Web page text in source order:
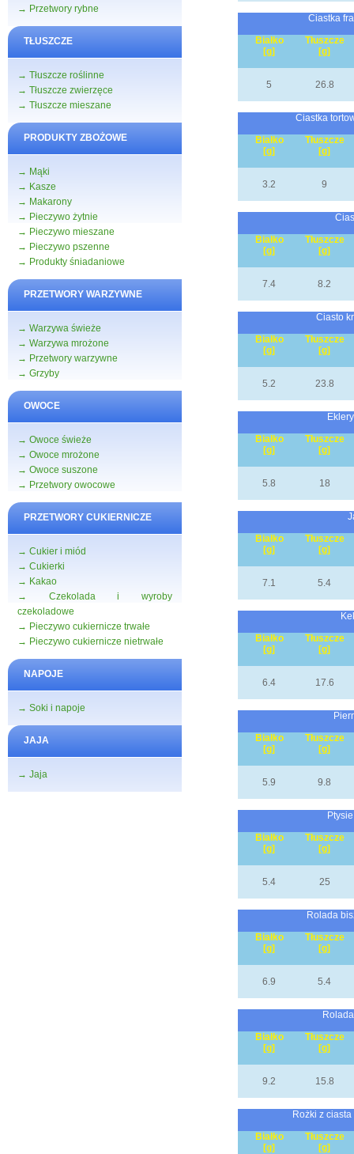
→ Przetwory rybne
TŁUSZCZE
→ Tłuszcze roślinne
→ Tłuszcze zwierzęce
→ Tłuszcze mieszane
PRODUKTY ZBOŻOWE
→ Mąki
→ Kasze
→ Makarony
→ Pieczywo żytnie
→ Pieczywo mieszane
→ Pieczywo pszenne
→ Produkty śniadaniowe
PRZETWORY WARZYWNE
→ Warzywa świeże
→ Warzywa mrożone
→ Przetwory warzywne
→ Grzyby
OWOCE
→ Owoce świeże
→ Owoce mrożone
→ Owoce suszone
→ Przetwory owocowe
PRZETWORY CUKIERNICZE
→ Cukier i miód
→ Cukierki
→ Kakao
→ Czekolada i wyroby
czekoladowe
→ Pieczywo cukiernicze trwałe
→ Pieczywo cukiernicze nietrwałe
NAPOJE
→ Soki i napoje
JAJA
→ Jaja
Ciastka
Białko
[g]
Tłuszcze
[g]
5 26.8
Ciastka
Białko
[g]
Tłuszcze
[g]
3.2 9
Białko
[g]
Tłuszcze
[g]
7.4 8.2
Ciasto
Białko
[g]
Tłuszcze
[g]
5.2 23.8
Białko
[g]
Tłuszcze
[g]
5.8 18
Białko
[g]
Tłuszcze
[g]
7.1 5.4
Białko
[g]
Tłuszcze
[g]
6.4 17.6
Białko
[g]
Tłuszcze
[g]
5.9 9.8
Białko
[g]
Tłuszcze
[g]
5.4 25
Rolada
Białko
[g]
Tłuszcze
[g]
6.9 5.4
Białko
[g]
Tłuszcze
[g]
9.2 15.8
Rożki z
Białko
[g]
Tłuszcze
[g]